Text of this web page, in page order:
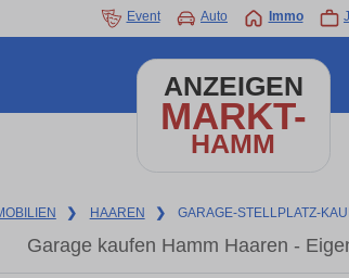
Event Auto Immo
ANZEIGEN
MARKT-
HAMM
❯ HAAREN ❯ GARAGE-STELLPLATZ-
Garage kaufen Hamm Haaren -